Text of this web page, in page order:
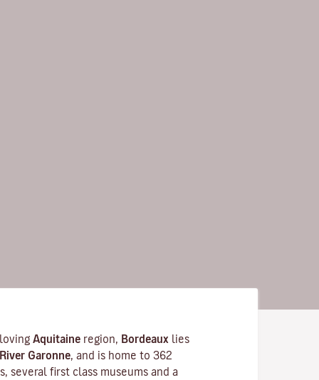
Aquitaine region, Bordeaux lies
River Garonne , and is home to 362
several first class museums and a